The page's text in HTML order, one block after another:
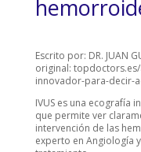
Escrito por: DR. JUAN
original:
innovador-para-decir-
IVUS es una ecografía
que permite ver
intervención de las
experto en Angiología